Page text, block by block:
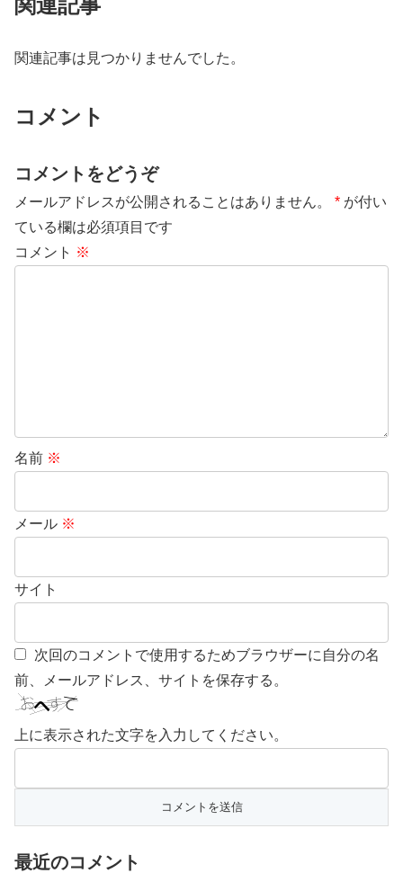
関連記事は見つかりませんでした。
コメント
コメントをどうぞ
メールアドレスが公開されることはありません。 * が付い
ている欄は必須項目です
コメント ※
名前 ※
メール ※
サイト
次回のコメントで使用するためブラウザーに自分の名
前、メールアドレス、サイトを保存する。
上に表示された文字を入力してください。
最近のコメント